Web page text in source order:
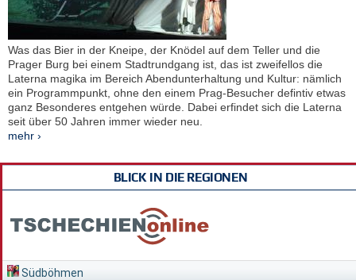
Was das Bier in der Kneipe, der Knödel auf dem Teller und die
Prager Burg bei einem Stadtrundgang ist, das ist zweifellos die
Laterna magika im Bereich Abendunterhaltung und Kultur: nämlich
ein Programmpunkt, ohne den einem Prag-Besucher defintiv etwas
ganz Besonderes entgehen würde. Dabei erfindet sich die Laterna
seit über 50 Jahren immer wieder neu.
mehr ›
BLICK IN DIE REGIONEN
Südböhmen